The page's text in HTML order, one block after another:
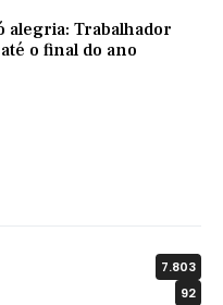
alegria: Trabalhador
o final do ano
7.803
92